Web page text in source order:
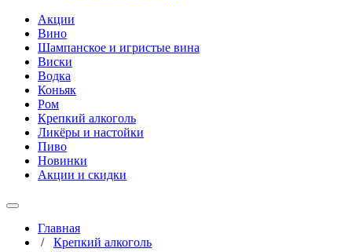
Акции
Вино
Шампанское и игристые вина
Виски
Водка
Коньяк
Ром
Крепкий алкоголь
Ликёры и настойки
Пиво
Новинки
Акции и скидки
Главная
/ Крепкий алкоголь